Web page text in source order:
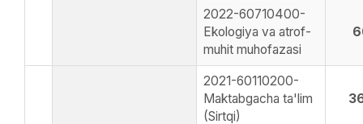
2022-60710400-
Ekologiya va atrof-
muhit muhofazasi
2021-60110200-
Maktabgacha ta'lim
(Sirtqi)